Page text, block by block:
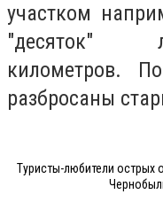
участком
"десяток"
километров.
разбросаны
Туристы-любители острых